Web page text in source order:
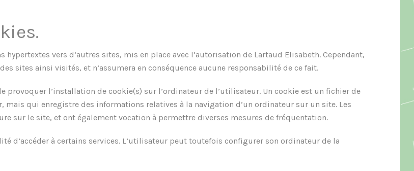
vers d’autres sites, mis en place avec l’autorisation de Lartaud Elisabeth. Cependant,
sites ainsi visités, et n’assumera en conséquence aucune responsabilité de ce fait.
provoquer l’installation de cookie(s) sur l’ordinateur de l’utilisateur. Un cookie est un fichier de
qui enregistre des informations relatives à la navigation d’un ordinateur sur un site. Les
sur le site, et ont également vocation à permettre diverses mesures de fréquentation.
d’accéder à certains services. L’utilisateur peut toutefois configurer son ordinateur de la